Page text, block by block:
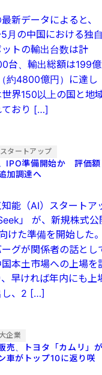
新データによると、
月の中国における独
トの輸出台数は計
台、輸出総額は199億
約4800億円）に達し
界150以上の国と地
ており […]
スタートアップ
IPO準備開始か 評価額
加調達へ
能（AI）スタートア
」 が、新規株式公
向けた準備を開始した
グが関係者の話とし
本土市場への上場を
早ければ年内にも上
し、2 […]
大企業
売、トヨタ「カムリ」
がトップ10に返り咲